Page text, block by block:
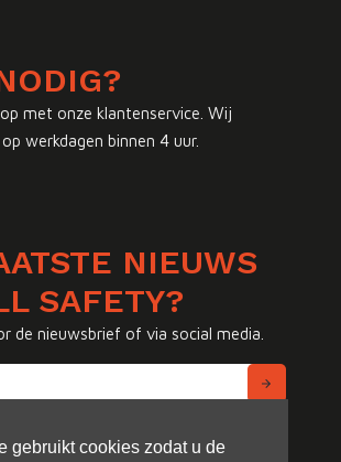
gebruikt cookies zodat u de
met onze klantenservice. Wij
werkdagen binnen 4 uur.
NIEUWS
SAFETY?
de nieuwsbrief of via social media.